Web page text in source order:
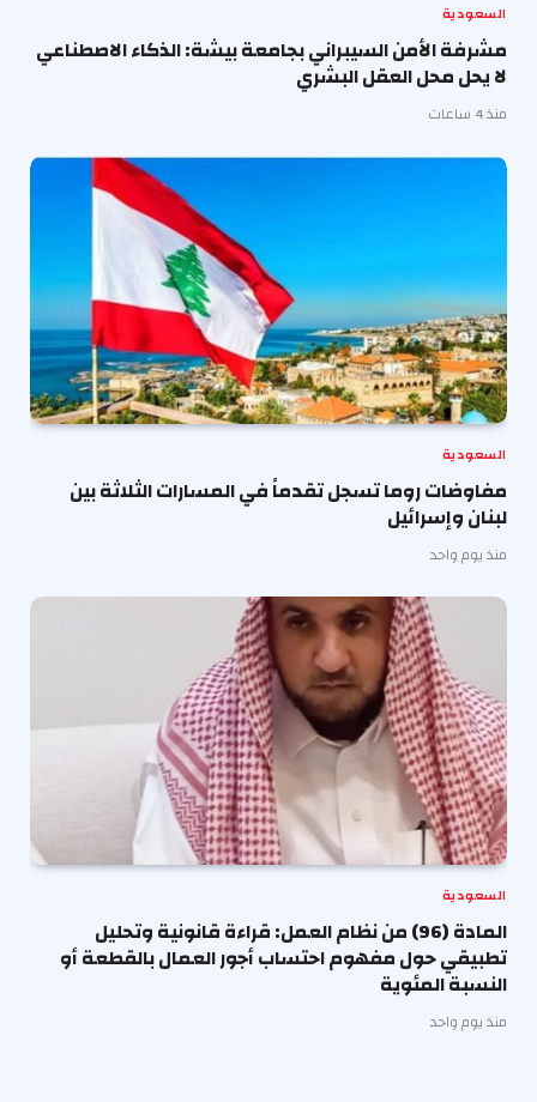
السعودية
مشرفة الأمن السيبراني بجامعة بيشة: الذكاء الاصطناعي
لا يحل محل العقل البشري
منذ 4 ساعات
السعودية
مفاوضات روما تسجل تقدماً في المسارات الثلاثة بين
لبنان وإسرائيل
منذ يوم واحد
السعودية
المادة (96) من نظام العمل: قراءة قانونية وتحليل
تطبيقي حول مفهوم احتساب أجور العمال بالقطعة أو
النسبة المئوية
منذ يوم واحد